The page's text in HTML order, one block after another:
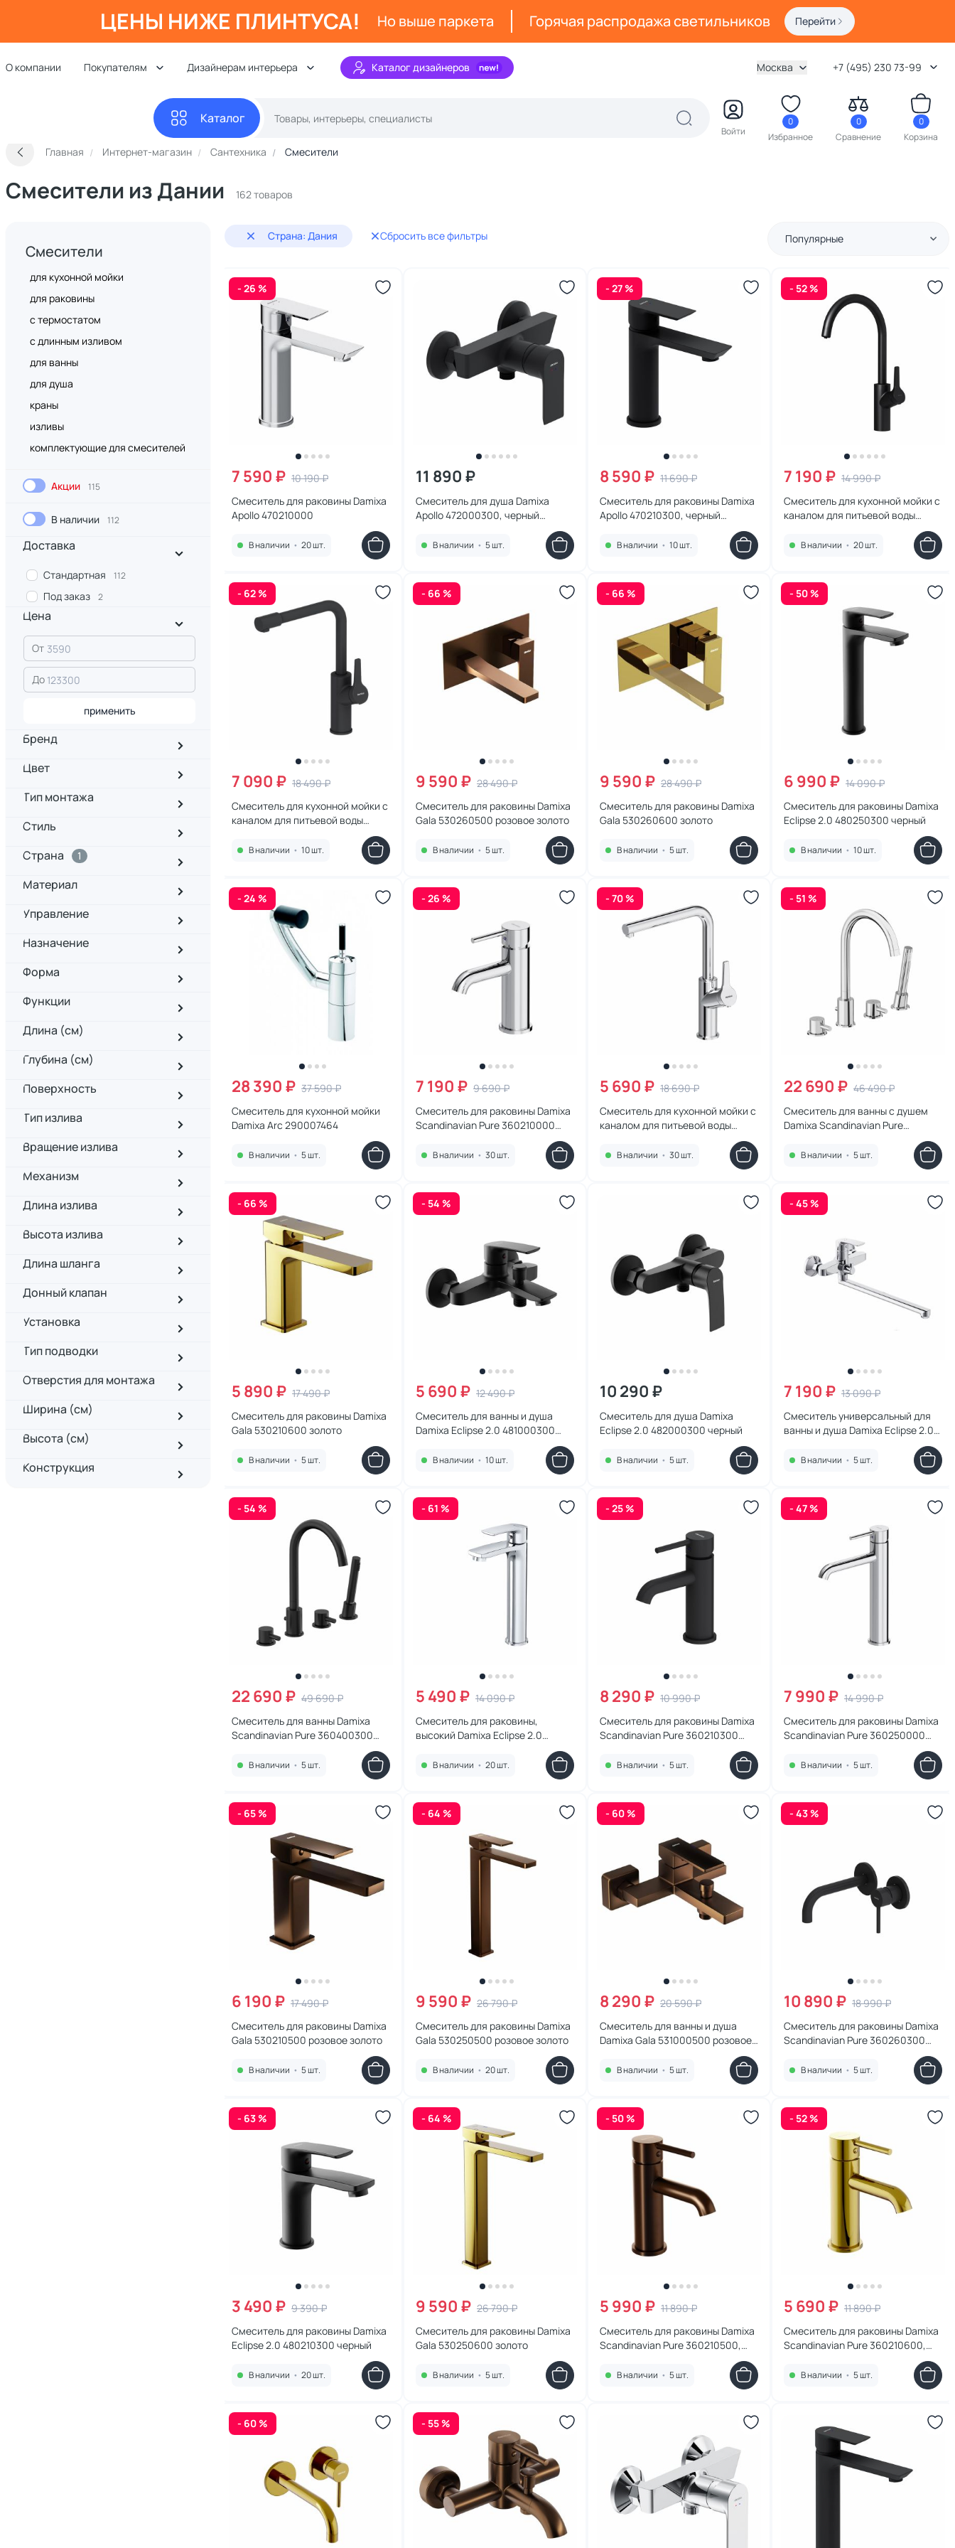
ЦЕНЫ НИЖЕ ПЛИНТУСА! Но выше паркета Горячая распродажа светильников Перейти
О компании Покупателям Дизайнерам интерьера Каталог дизайнеров Москва +7 (495) 230 73-99
Каталог
Войти
0
Избранное
0
Сравнение
0
Корзина
Главная Интернет-магазин Сантехника Смесители
Смесители из Дании 162 товаров
Смесители
для кухонной мойки
для раковины
с термостатом
с длинным изливом
для ванны
для душа
краны
изливы
комплектующие для смесителей
Акции 115
В наличии 112
Доставка
Стандартная 112
Под заказ 2
Цена
От
До
применить
Бренд
Цвет
Тип монтажа
Стиль
Страна
1
Материал
Управление
Назначение
Форма
Функции
Длина (см)
Глубина (см)
Поверхность
Тип излива
Вращение излива
Механизм
Длина излива
Высота излива
Длина шланга
Донный клапан
Установка
Тип подводки
Отверстия для монтажа
Ширина (см)
Высота (см)
Конструкция
Страна: Дания Сбросить все фильтры Популярные
- 26 %
7 590 ₽ 10 190 ₽
Cмеситель для раковины Damixa
Apollo 470210000
В наличии • 20 шт.
11 890 ₽
Смеситель для душа Damixa
Apollo 472000300, черный
В наличии • 5 шт.
- 27 %
8 590 ₽ 11 690 ₽
Cмеситель для раковины Damixa
Apollo 470210300, черный
В наличии • 10 шт.
- 52 %
7 190 ₽ 14 990 ₽
Смеситель для кухонной мойки с
каналом для питьевой воды
Damixa Eclipse 310721300 черный
В наличии • 20 шт.
- 62 %
7 090 ₽ 18 490 ₽
Смеситель для кухонной мойки с
каналом для питьевой воды
Damixa Merkur 710771300 черный
матовый
В наличии • 10 шт.
- 66 %
9 590 ₽ 28 490 ₽
Смеситель для раковины Damixa
Gala 530260500 розовое золото
В наличии • 5 шт.
- 66 %
9 590 ₽ 28 490 ₽
Смеситель для раковины Damixa
Gala 530260600 золото
В наличии • 5 шт.
- 50 %
6 990 ₽ 14 090 ₽
Смеситель для раковины Damixa
Eclipse 2.0 480250300 черный
В наличии • 10 шт.
- 24 %
28 390 ₽ 37 590 ₽
Смеситель для кухонной мойки
Damixa Arc 290007464
В наличии • 5 шт.
- 26 %
7 190 ₽ 9 690 ₽
Смеситель для раковины Damixa
Scandinavian Pure 360210000
В наличии • 30 шт.
- 70 %
5 690 ₽ 18 690 ₽
Смеситель для кухонной мойки с
каналом для питьевой воды
Damixa Merkur 710771000 хром
В наличии • 30 шт.
- 51 %
22 690 ₽ 46 490 ₽
Смеситель для ванны с душем
Damixa Scandinavian Pure
В наличии • 5 шт.
- 66 %
5 890 ₽ 17 490 ₽
Смеситель для раковины Damixa
Gala 530210600 золото
В наличии • 5 шт.
- 54 %
5 690 ₽ 12 490 ₽
Смеситель для ванны и душа
Damixa Eclipse 2.0 481000300
В наличии • 10 шт.
10 290 ₽
Смеситель для душа Damixa
Eclipse 2.0 482000300 черный
В наличии • 5 шт.
- 45 %
7 190 ₽ 13 090 ₽
Смеситель универсальный для
ванны и душа Damixa Eclipse 2.0
В наличии • 5 шт.
- 54 %
22 690 ₽ 49 690 ₽
Смеситель для ванны Damixa
Scandinavian Pure 360400300
В наличии • 5 шт.
- 61 %
5 490 ₽ 14 090 ₽
Смеситель для раковины,
высокий Damixa Eclipse 2.0
В наличии • 20 шт.
- 25 %
8 290 ₽ 10 990 ₽
Смеситель для раковины Damixa
Scandinavian Pure 360210300
В наличии • 5 шт.
- 47 %
7 990 ₽ 14 990 ₽
Смеситель для раковины Damixa
Scandinavian Pure 360250000
В наличии • 5 шт.
- 65 %
6 190 ₽ 17 490 ₽
Смеситель для раковины Damixa
Gala 530210500 розовое золото
В наличии • 5 шт.
- 64 %
9 590 ₽ 26 790 ₽
Смеситель для раковины Damixa
Gala 530250500 розовое золото
В наличии • 20 шт.
- 60 %
8 290 ₽ 20 590 ₽
Смеситель для ванны и душа
Damixa Gala 531000500 розовое
В наличии • 5 шт.
- 43 %
10 890 ₽ 18 990 ₽
Смеситель для раковины Damixa
Scandinavian Pure 360260300
В наличии • 5 шт.
- 63 %
3 490 ₽ 9 390 ₽
Смеситель для раковины Damixa
Eclipse 2.0 480210300 черный
В наличии • 20 шт.
- 64 %
9 590 ₽ 26 790 ₽
Смеситель для раковины Damixa
Gala 530250600 золото
В наличии • 5 шт.
- 50 %
5 990 ₽ 11 890 ₽
Смеситель для раковины Damixa
Scandinavian Pure 360210500,
В наличии • 5 шт.
- 52 %
5 690 ₽ 11 890 ₽
Смеситель для раковины Damixa
Scandinavian Pure 360210600,
В наличии • 5 шт.
- 60 % - 55 %